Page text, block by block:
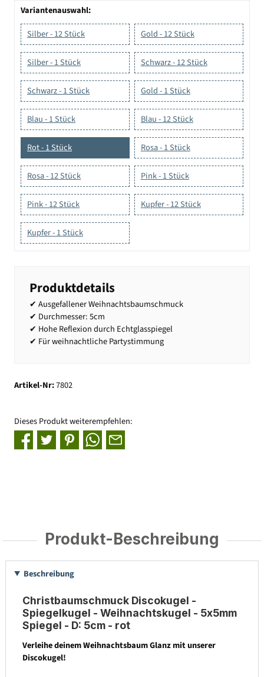
Variantenauswahl:
Silber - 12 Stück
Gold - 12 Stück
Silber - 1 Stück Schwarz - 12 Stück
Schwarz - 1 Stück Gold - 1 Stück
Blau - 1 Stück Blau - 12 Stück
Rot - 1 Stück Rosa - 1 Stück
Rosa - 12 Stück Pink - 1 Stück
Pink - 12 Stück Kupfer - 12 Stück
Kupfer - 1 Stück
Produktdetails
✔ Ausgefallener Weihnachtsbaumschmuck
✔ Durchmesser: 5cm
✔ Hohe Reflexion durch Echtglasspiegel
✔ Für weihnachtliche Partystimmung
Artikel-Nr:7802
Dieses Produkt weiterempfehlen:
Produkt-Beschreibung
Beschreibung
Christbaumschmuck Discokugel -
Spiegelkugel - Weihnachtskugel - 5x5mm
Spiegel - D: 5cm - rot
Verleihe deinem Weihnachtsbaum Glanz mit unserer
Discokugel!